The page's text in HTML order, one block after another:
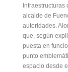
alcalde de
autoridades.
que, según
puesta en
punto
espacio desde